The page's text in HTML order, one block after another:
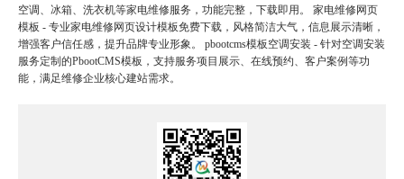
空调、冰箱、洗衣机等家电维修服务，功能完整，下载即用。 家电维修网页
模板 - 专业家电维修网页设计模板免费下载，风格简洁大气，信息展示清晰，
增强客户信任感，提升品牌专业形象。 pbootcms模板空调安装 - 针对空调安装
服务定制的PbootCMS模板，支持服务项目展示、在线预约、客户案例等功
能，满足维修企业核心建站需求。